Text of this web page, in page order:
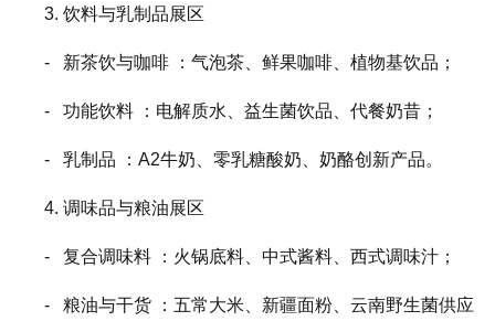
3. 饮料与乳制品展区
- 新茶饮与咖啡 ：气泡茶、鲜果咖啡、植物基饮品；
- 功能饮料 ：电解质水、益生菌饮品、代餐奶昔；
- 乳制品 ：A2牛奶、零乳糖酸奶、奶酪创新产品。
4. 调味品与粮油展区
- 复合调味料 ：火锅底料、中式酱料、西式调味汁；
- 粮油与干货 ：五常大米、新疆面粉、云南野生菌供应